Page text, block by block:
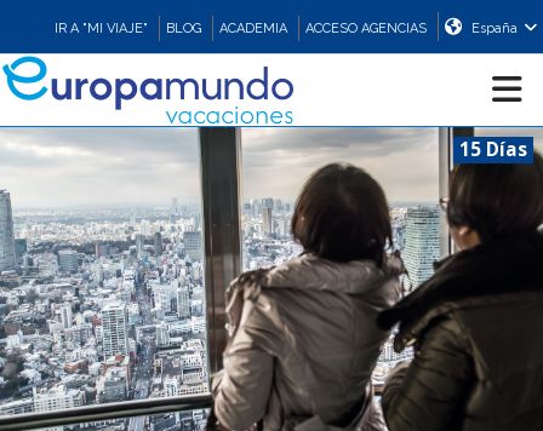
IR A "MI VIAJE" BLOG ACADEMIA ACCESO AGENCIAS España
CRUCEROS
EUROPA
ASIA
ORIENTE
15 Días